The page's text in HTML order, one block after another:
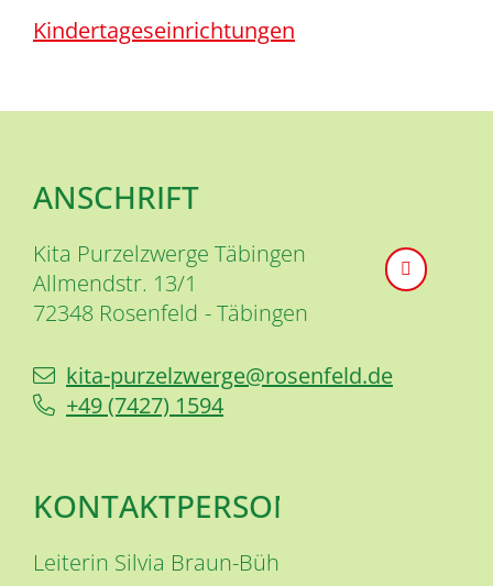
Kindertageseinrichtungen
ANSCHRIFT
Kita Purzelzwerge Täbingen
Täbingen
Allmendstr. 13/1
72348 Rosenfeld
kita-purzelzwerge@rosenfeld.de
+49 (7427) 1594
KONTAKTPERSON
Leiterin Silvia Braun-Bühner